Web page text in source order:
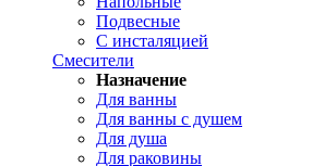
Подвесные
С инсталяцией
Смесители
Назначение
Для ванны
Для ванны с душем
Для душа
Для раковины